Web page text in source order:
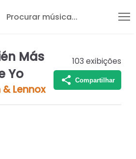
Procurar música...
Más
Yo
& Lennox
103 exibições
Compartilhar